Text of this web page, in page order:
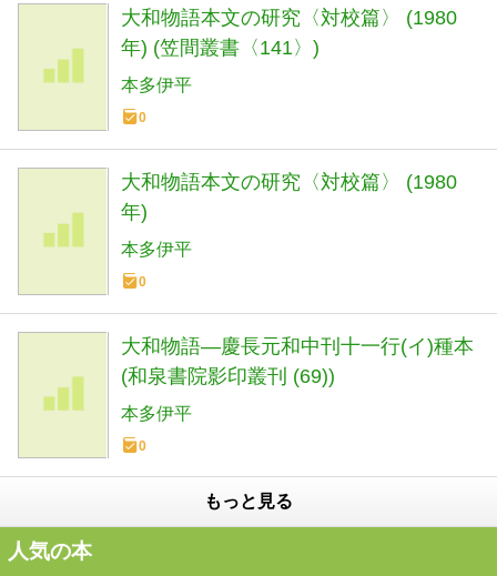
大和物語本文の研究〈対校篇〉 (1980
年) (笠間叢書〈141〉)
本多伊平
0
大和物語本文の研究〈対校篇〉 (1980
年)
本多伊平
0
大和物語―慶長元和中刊十一行(イ)種本
(和泉書院影印叢刊 (69))
本多伊平
0
もっと見る
人気の本